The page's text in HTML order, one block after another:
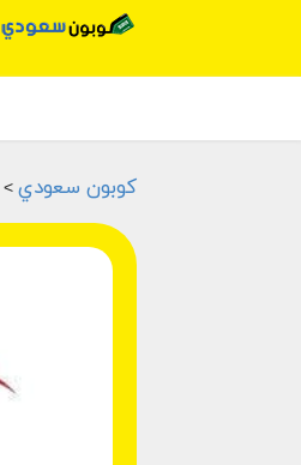
كوبون سعودي >